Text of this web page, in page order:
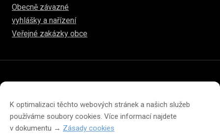
K optimalizaci těchto webových stránek a našich služeb
používáme soubory cookies. Více informací najdete
v dokumentu → Zásady cookies
Obecně závazné
vyhlášky a nařízení
Veřejné zakázky obce
Prohlášení o přístupnosti
Prohlášení o ochraně soukromí
Zásady cookies (EU)